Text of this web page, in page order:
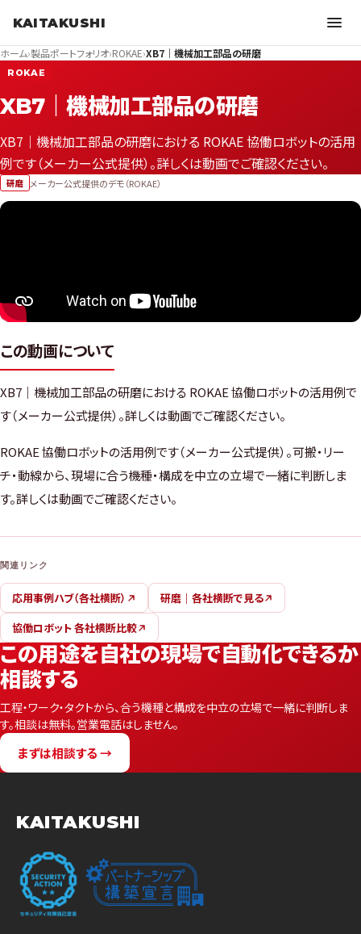
KAITAKUSHI
ホーム›製品ポートフォリオ›ROKAE›XB7｜機械加工部品の研磨
ROKAE
XB7｜機械加工部品の研磨
XB7｜機械加工部品の研磨における ROKAE 協働ロボットの活用
例です（メーカー公式提供）。詳しくは動画でご確認ください。
研磨 メーカー公式提供のデモ（ROKAE）
この動画について
XB7｜機械加工部品の研磨における ROKAE 協働ロボットの活用例で
す（メーカー公式提供）。詳しくは動画でご確認ください。
ROKAE 協働ロボットの活用例です（メーカー公式提供）。可搬・リー
チ・動線から、現場に合う機種・構成を中立の立場で一緒に判断しま
す。詳しくは動画でご確認ください。
関連リンク
応用事例ハブ（各社横断）
研磨｜各社横断で見る
協働ロボット 各社横断比較
この用途を自社の現場で自動化できるか
相談する
工程・ワーク・タクトから、合う機種と構成を中立の立場で一緒に判断しま
す。相談は無料。営業電話はしません。
まずは相談する →
KAITAKUSHI